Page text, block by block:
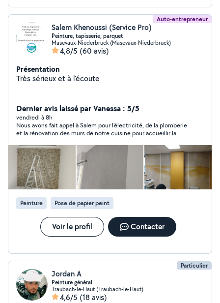
Auto-entrepreneur
Salem Khenoussi (Service Pro)
Peinture, tapisserie, parquet
Masevaux-Niederbruck (Masevaux-Niederbruck)
4,8/5 (60 avis)
Présentation
Très sérieux et à l'écoute
Dernier avis laissé par Vanessa : 5/5
vendredi à 8h
Nous avons fait appel à Salem pour l’électricité, de la plomberie
et la rénovation des murs de notre cuisine pour accueillir la
Professionnel et très compétent, son travail est rigoureux et
impeccable. Sa gentillesse est également très appréciable.
N’hésitez pas faire appel à lui.
Peinture Pose de papier peint
Voir le profil Contacter
Particulier
Jordan A
Peinture général
Traubach-le-Haut (Traubach-le-Haut)
4,6/5 (18 avis)